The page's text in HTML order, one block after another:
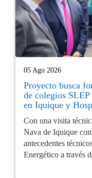
05 Ago 2026
Proyecto busca
de colegios
en Iquique y
Con una visita
Nava de Iquique
antecedentes
Energético a través